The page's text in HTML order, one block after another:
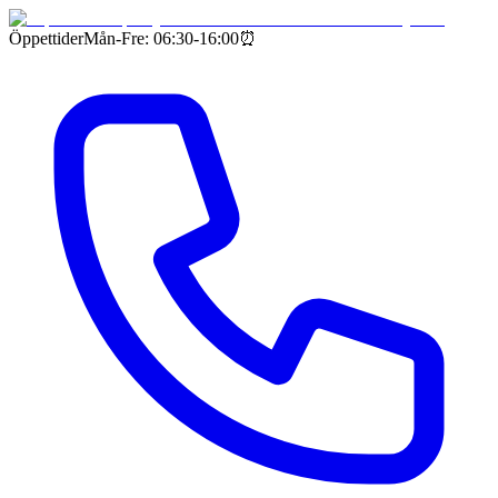
ÖppettiderMån-Fre: 06:30-16:00⏰